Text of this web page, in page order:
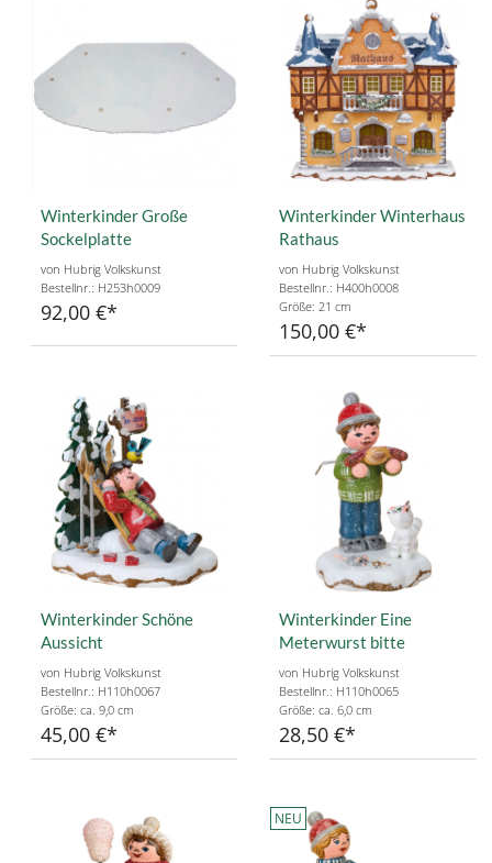
Winterkinder Große
Sockelplatte
von Hubrig Volkskunst
Bestellnr.: H253h0009
92,00 €
Winterkinder Winterhaus
Rathaus
von Hubrig Volkskunst
Bestellnr.: H400h0008
Größe: 21 cm
150,00 €
Winterkinder Schöne
Aussicht
von Hubrig Volkskunst
Bestellnr.: H110h0067
Größe: ca. 9,0 cm
45,00 €
Winterkinder Eine
Meterwurst bitte
von Hubrig Volkskunst
Bestellnr.: H110h0065
Größe: ca. 6,0 cm
28,50 €
NEU